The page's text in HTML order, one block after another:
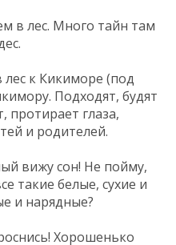
в лес. Много тайн там
к Кикиморе (под
Подходят, будят
протирает глаза,
и родителей.
вижу сон! Не пойму,
такие белые, сухие и
и нарядные?
Хорошенько